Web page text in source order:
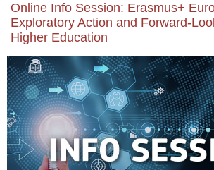
Online Info Session: Erasmus+
Exploratory Action and Forward-
Higher Education